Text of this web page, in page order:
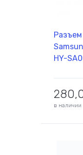
HY-
в наличии